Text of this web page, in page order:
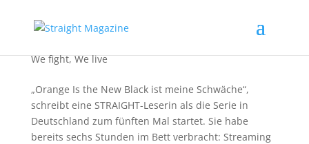
We fight,We live
„Orange Is the New Black ist meine Schwäche“,
schreibt eine STRAIGHT-Leserin als die Serie in
Deutschland zum fünften Mal startet. Sie habe
bereits sechs Stunden im Bett verbracht: Streaming